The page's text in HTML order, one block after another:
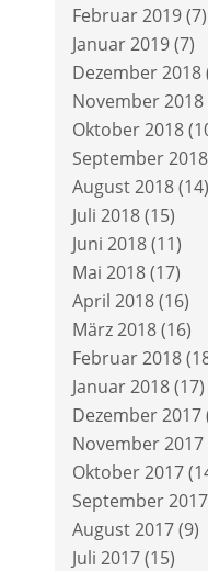
Februar 2019(7)
Januar 2019(7)
Dezember 2018
November 2018
Oktober 2018
September 2018
August 2018(14)
Juli 2018(15)
Juni 2018(11)
Mai 2018(17)
April 2018(16)
März 2018(16)
Februar 2018
Januar 2018(17)
Dezember 2017
November 2017
Oktober 2017
September 2017
August 2017(9)
Juli 2017(15)